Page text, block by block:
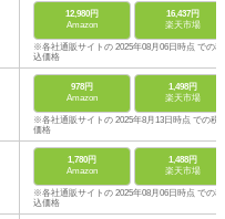
12,980円
Amazon
16,437円
楽天市場
※各社通販サイトの 2025年08月06日時点 での税
込価格
978円
Amazon
1,498円
楽天市場
※各社通販サイトの 2025年8月13日時点 での税
価格
1,780円
Amazon
1,488円
楽天市場
※各社通販サイトの 2025年08月06日時点 での税
込価格